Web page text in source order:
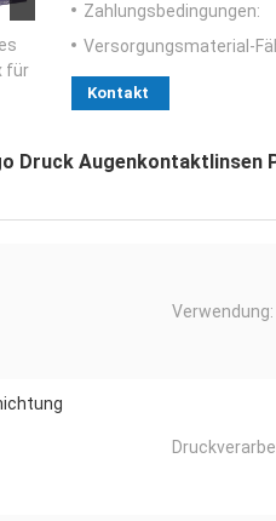
für
Zahlungsbedingungen:
Versorgungsmaterial-
Kontakt
Druck Augenkontaktlinsen
Verwendung: